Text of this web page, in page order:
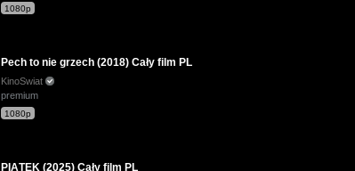
1080p
Pech to nie grzech (2018) Cały film PL
KinoSwiat
premium
1080p
PIĄTEK (2025) Cały film PL